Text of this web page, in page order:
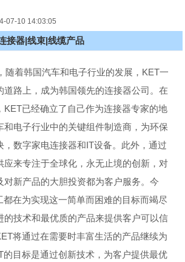
07-10 14:03:05
接器|线束|线缆产品
随着韩国汽车和电子行业的发展，KET一
道路上，成为韩国领先的连接器公司。在
KET已经确立了自己作为连接器专家的地
和电子行业中的关键组件制造商，为环保
，数字家电连接器和IT设备。此外，通过
应来专注于全球化，永无止境的创新，对
对新产品的大胆投资都为客户服务。今
都在为实现这一简单而困难的目标而竭尽
的技术和最优质的产品来提供客户可以信
将通过在需要时丰富生活的产品继续为
的目标是通过创新技术，为客户提供最优